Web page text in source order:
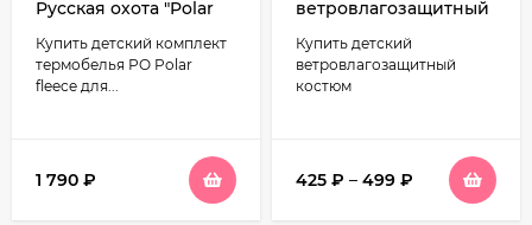
Русская охота "Polar
(шоколад)
Купить детский комплект
термобелья РO Polar
fleece для...
1 790 ₽
ветровлагозащитный
фисташка
Купить детский
ветровлагозащитный
костюм
425 ₽ – 499 ₽